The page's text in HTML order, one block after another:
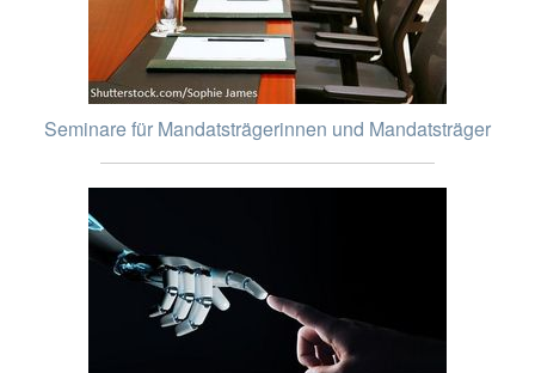
Seminare für Mandatsträgerinnen und Mandatsträger